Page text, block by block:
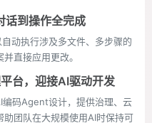
话到操作全完成
动执行涉及多文件、多步骤的
直接应用更改。
台，迎接AI驱动开发
码Agent设计，提供治理、云
团队在大规模使用AI时保持可